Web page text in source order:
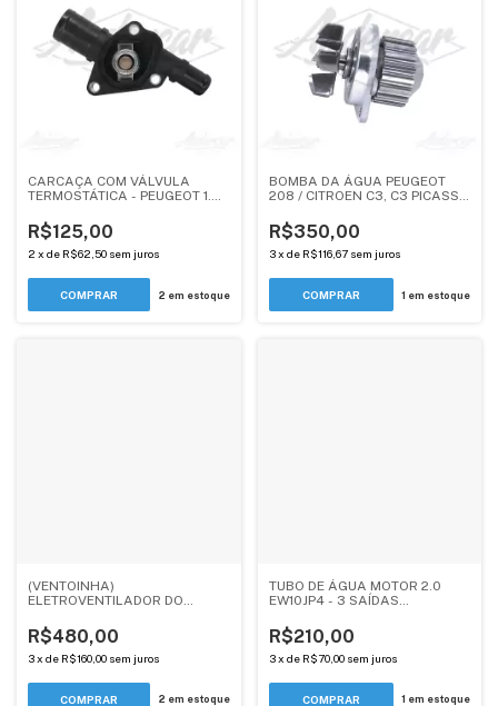
CARCAÇA COM VÁLVULA
TERMOSTÁTICA - PEUGEOT 1.0
R$125,00
2 x de R$62,50 sem juros
2 em estoque
BOMBA DA ÁGUA PEUGEOT
208 / CITROEN C3, C3 PICASSO
R$350,00
3 x de R$116,67 sem juros
1 em estoque
(VENTOINHA)
ELETROVENTILADOR DO
1.6, 2.0 SEM CHICOTE
(VENTOINHA) - ANDERCAR
R$480,00
3x de R$160,00 sem juros
2 em estoque
TUBO DE ÁGUA MOTOR 2.0
EW10JP4 - 3 SAÍDAS
PEUGEOT 307 / CITROEN
XSARA, XSARA PICASSO -
ANDERCAR
R$210,00
3 x de R$70,00 sem juros
1 em estoque